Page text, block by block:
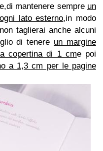
mantenere sempre un
lato esterno,in modo
taglierai anche alcuni
di tenere un margine
copertina di 1 cme poi
a 1,3 cm per le pagine